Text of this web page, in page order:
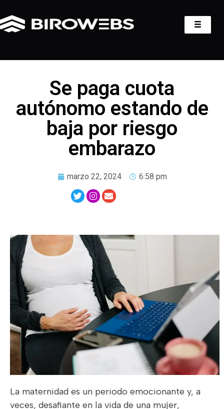
Se paga cuota
autónomo estando de
baja por riesgo
embarazo
marzo 22, 2024 6:58 pm
La maternidad es un periodo emocionante y, a
veces, desafiante en la vida de una mujer,